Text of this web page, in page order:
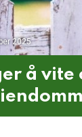
2025
å vite